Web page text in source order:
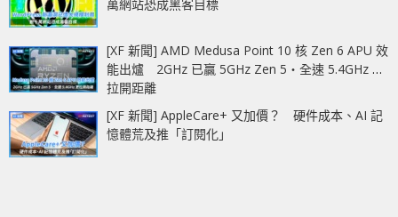
萬網站恐成黑客目標
[XF 新聞] AMD Medusa Point 10 核 Zen 6 APU 效
能出爐 2GHz 已贏 5GHz Zen 5‧全速 5.4GHz 更
拉開距離
[XF 新聞] AppleCare+ 又加價？ 硬件成本、AI 記
憶體荒及推「訂閱化」